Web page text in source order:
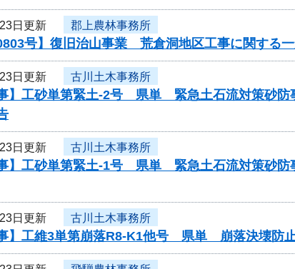
日更新 郡上農林事務所
号】復旧治山事業 荒倉洞地区工事に関する
日更新 古川土木事務所
事】工砂単第緊土-2号 県単 緊急土石流対策砂
日更新 古川土木事務所
事】工砂単第緊土-1号 県単 緊急土石流対策砂
日更新 古川土木事務所
事】工維3単第崩落R8-K1他号 県単 崩落決壊防